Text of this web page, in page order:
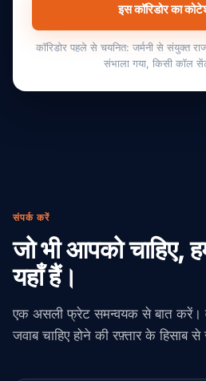
इस कॉरिडोर का
कॉरिडोर पहले से चयनित: जर्मनी से संयुक्त
संभाला गया, किसी कॉल
संपर्क करें
जो भी आपको चाहिए,
यहाँ हैं।
एक असली फ्रेट समन्वयक से बात
जवाब चाहिए होने की रफ़्तार के हिसाब से